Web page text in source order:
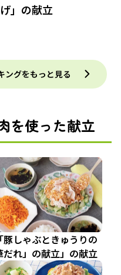
」の献立
ングをもっと見る
を使った献立
豚しゃぶときゅうりの
だれ」の献立」の献立